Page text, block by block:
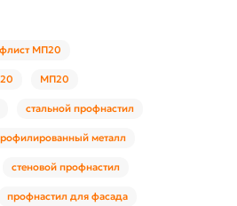
МП20
МП20
стальной профнастил
металл
стеновой профнастил
профнастил для фасада